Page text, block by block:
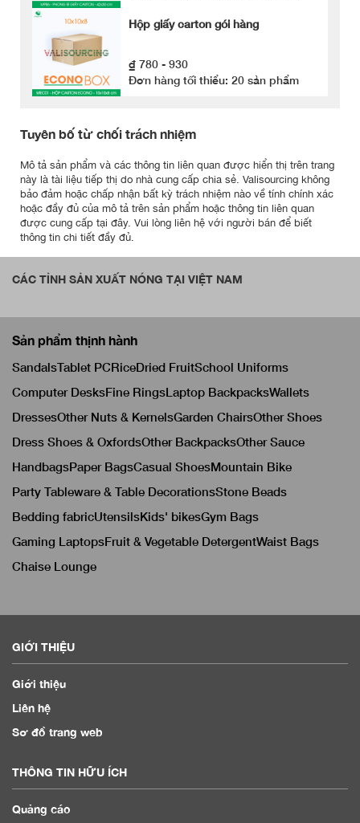
Hộp giấy carton gói hàng
₫ 780 - 930
Đơn hàng tối thiểu: 20 sản phẩm
Tuyên bố từ chối trách nhiệm
Mô tả sản phẩm và các thông tin liên quan được hiển thị trên trang
này là tài liệu tiếp thị do nhà cung cấp chia sẻ. Valisourcing không
bảo đảm hoặc chấp nhận bất kỳ trách nhiệm nào về tính chính xác
hoặc đầy đủ của mô tả trên sản phẩm hoặc thông tin liên quan
được cung cấp tại đây. Vui lòng liên hệ với người bán để biết
thông tin chi tiết đầy đủ.
CÁC TỈNH SẢN XUẤT NÓNG TẠI VIỆT NAM
Sản phẩm thịnh hành
SandalsTablet PCRiceDried FruitSchool Uniforms
Computer DesksFine RingsLaptop BackpacksWallets
DressesOther Nuts & KernelsGarden ChairsOther Shoes
Dress Shoes & OxfordsOther BackpacksOther Sauce
HandbagsPaper BagsCasual ShoesMountain Bike
Party Tableware & Table DecorationsStone Beads
Bedding fabricUtensilsKids' bikesGym Bags
Gaming LaptopsFruit & Vegetable DetergentWaist Bags
Chaise Lounge
GIỚI THIỆU
Giới thiệu
Liên hệ
Sơ đồ trang web
THÔNG TIN HỮU ÍCH
Quảng cáo